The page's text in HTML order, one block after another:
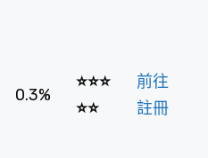
0.3%
⭐⭐⭐
⭐⭐
前往
註冊